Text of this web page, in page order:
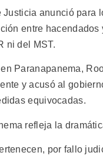
Justicia anunció para
entre
ni del MST.
Paranapanema,
y acusó al
equivocadas.
refleja la
por fallo